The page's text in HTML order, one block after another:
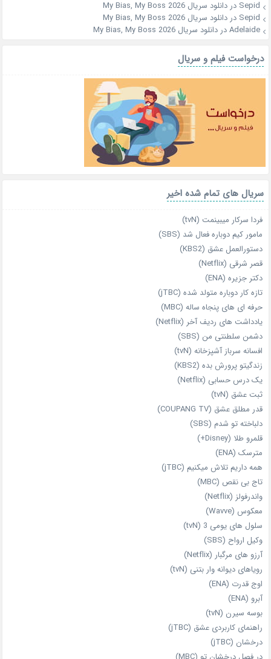
Sepid دردانلود سریال My Bias, My Boss 2026
Sepid دردانلود سریال My Bias, My Boss 2026
Adelaideدردانلود سریال My Bias, My Boss 2026
درخواست فیلم و سریال
سریال های تمام شده اخیر
فردا سرکار میبینمت (tvN)
مامور کیم دوباره فعال شد (SBS)
دستورالعمل عشق (KBS2)
قصر شرقی (Netflix)
دکتر جزیره (ENA)
تازه‌ کار دوباره‌ متولد شده (jTBC)
حرفه‌ ای‌ های پنجاه‌ ساله (MBC)
یادداشت‌ های ردیف آخر (Netflix)
دشمن سلطنتی من (SBS)
افسانه سرباز آشپزخانه (tvN)
زندگیتو پرورش بده (KBS2)
یک درس حسابی (Netflix)
ثبت عشق (tvN)
قدر مطلق عشق (COUPANG TV)
دلباخته تو شدم (SBS)
قلمرو طلا (Disney+)
مترسک (ENA)
همه داریم تلاش میکنیم (jTBC)
تاج بی‌ نقص (MBC)
واندرفولز (Netflix)
معکوس (Wavve)
سلول های یومی 3 (tvN)
وکیل ارواح (SBS)
آرزو های مرگبار (Netflix)
رویاهای دیوانه‌ وار بتنی (tvN)
اوج قدرت (ENA)
آبرو (ENA)
بوسه سیرن (tvN)
راهنمای کاربردی عشق (jTBC)
درخشان (jTBC)